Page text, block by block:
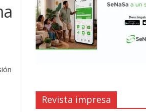
Revista impresa